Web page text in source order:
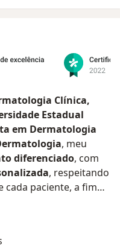
Clínica,
Estadual
em Dermatologia
, meu
diferenciado, com
, respeitando
cada paciente, a fim
de vida e
beleza da pele.